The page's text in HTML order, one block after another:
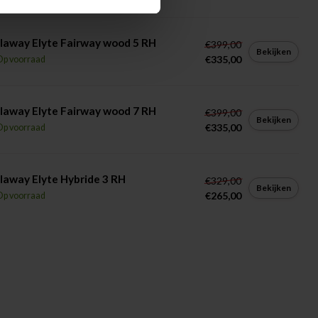
Elyte Fairway wood 5 RH
voorraad
€399,00
€335,00
Bekijken
Elyte Fairway wood 7 RH
voorraad
€399,00
€335,00
Bekijken
Elyte Hybride 3 RH
voorraad
€329,00
€265,00
Bekijken